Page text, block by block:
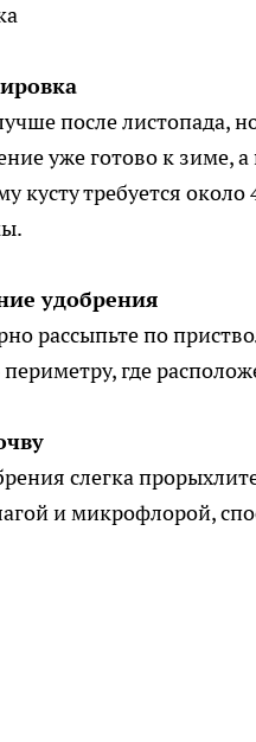
после листопада,
уже готово к зиме,
кусту требуется
удобрения
рассыпьте по
где
слегка
и микрофлорой,